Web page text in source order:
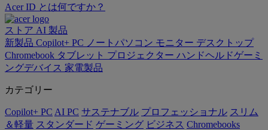
Acer ID とは何ですか？
ストア AI 製品
新製品 Copilot+ PC ノートパソコン モニター デスクトップ
Chromebook タブレット プロジェクター ハンドヘルドゲーミ
ングデバイス 家電製品
カテゴリー
Copilot+ PC AI PC サステナブル プロフェッショナル スリム
＆軽量 スタンダード ゲーミング ビジネス Chromebooks